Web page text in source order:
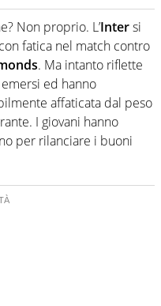
e la tesi di laurea sugli stadi
filo conduttore
Per Virgilio
scandaglia l'universo
Non proprio. L’Intersi
fatica nel match contro
. Ma intanto riflette
ed hanno
affaticata dal peso
I giovani hanno
per rilanciare i buoni